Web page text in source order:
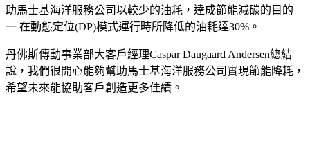
助馬士基海洋服務公司以較少的油耗，達成節能減碳的目的
一 在動態定位(DP)模式運行時所降低的油耗達30%。
丹佛斯傳動事業部大客戶經理Caspar Daugaard Andersen總結
說，我們很開心能夠幫助馬士基海洋服務公司實現節能降耗，
希望未來能協助客戶創造更多佳績。